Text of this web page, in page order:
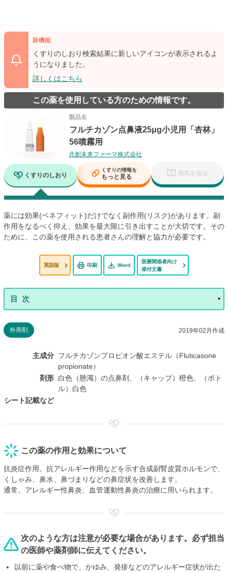
新機能
くすりのしおり検索結果に新しいアイコンが表示されるよ
うになりました。
詳しくはこちら
この薬を使用している方のための情報です。
製品名
フルチカゾン点鼻液25μg小児用「杏林」
56噴霧用
共創未来ファーマ株式会社
くすりのしおり
くすりの情報を
もっと見る 病気を知る
薬には効果(ベネフィット)だけでなく副作用(リスク)があります。副
作用をなるべく抑え、効果を最大限に引き出すことが大切です。その
ために、この薬を使用される患者さんの理解と協力が必要です。
英語版 印刷 Word
医療関係者向け
添付文書
外用剤 2019年02月作成
主成分 フルチカゾンプロピオン酸エステル（Fluticasone
propionate）
剤形 白色（懸濁）の点鼻剤、（キャップ）橙色、（ボト
ル）白色
シート記載など
この薬の作用と効果について
抗炎症作用、抗アレルギー作用などを示す合成副腎皮質ホルモンで、
くしゃみ、鼻水、鼻づまりなどの鼻症状を改善します。
通常、アレルギー性鼻炎、血管運動性鼻炎の治療に用いられます。
次のような方は注意が必要な場合があります。必ず担当
の医師や薬剤師に伝えてください。
以前に薬や食べ物で、かゆみ、発疹などのアレルギー症状が出た